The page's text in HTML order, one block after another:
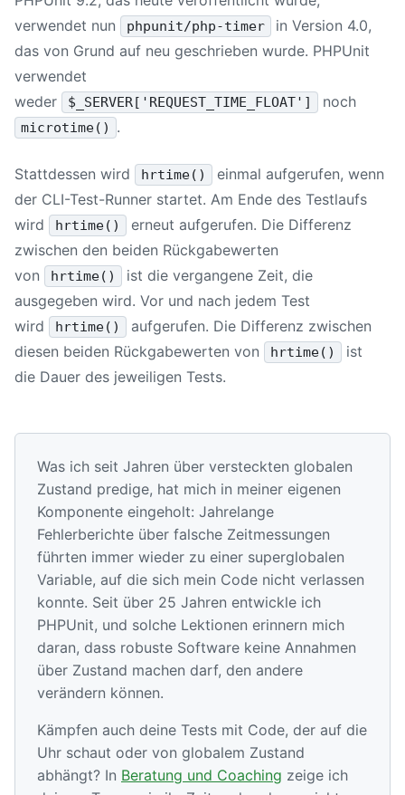
verwendet nun
phpunit/php-timer
in Version 4.0,
das von Grund auf neu geschrieben wurde. PHPUnit
verwendet
weder
$_SERVER['REQUEST_TIME_FLOAT'] noch
microtime() .
Stattdessen wird hrtime()
einmal aufgerufen, wenn
der CLI-Test-Runner startet. Am Ende des Testlaufs
wird
hrtime()
erneut aufgerufen. Die Differenz
zwischen den beiden Rückgabewerten
von
hrtime()
ist die vergangene Zeit, die
ausgegeben wird. Vor und nach jedem Test
wird
hrtime()
aufgerufen. Die Differenz zwischen
diesen beiden Rückgabewerten von
hrtime()
ist
die Dauer des jeweiligen Tests.
Was ich seit Jahren über versteckten globalen
Zustand predige, hat mich in meiner eigenen
Komponente eingeholt: Jahrelange
Fehlerberichte über falsche Zeitmessungen
führten immer wieder zu einer superglobalen
Variable, auf die sich mein Code nicht verlassen
konnte. Seit über 25 Jahren entwickle ich
PHPUnit, und solche Lektionen erinnern mich
daran, dass robuste Software keine Annahmen
über Zustand machen darf, den andere
verändern können.
Kämpfen auch deine Tests mit Code, der auf die
Uhr schaut oder von globalem Zustand
abhängt? In Beratung und Coaching zeige ich